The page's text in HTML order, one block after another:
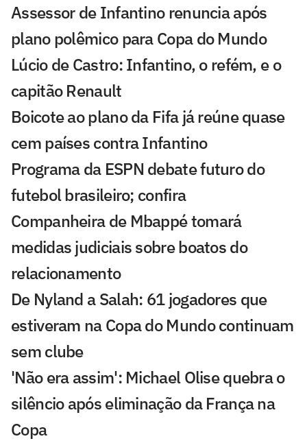
Assessor de Infantino renuncia após
plano polêmico para Copa do Mundo
Lúcio de Castro: Infantino, o refém, e o
capitão Renault
Boicote ao plano da Fifa já reúne quase
cem países contra Infantino
Programa da ESPN debate futuro do
futebol brasileiro; confira
Companheira de Mbappé tomará
medidas judiciais sobre boatos do
relacionamento
De Nyland a Salah: 61 jogadores que
estiveram na Copa do Mundo continuam
sem clube
'Não era assim': Michael Olise quebra o
silêncio após eliminação da França na
Copa